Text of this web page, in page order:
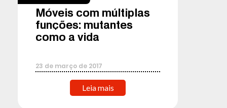
Móveis com múltiplas
funções: mutantes
como a vida
23 de março de 2017
Leia mais